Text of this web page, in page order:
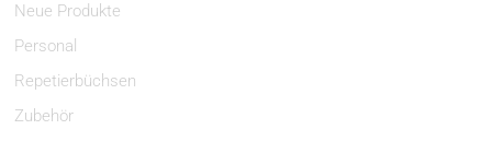
Neue Produkte
Personal
Repetierbüchsen
Zubehör